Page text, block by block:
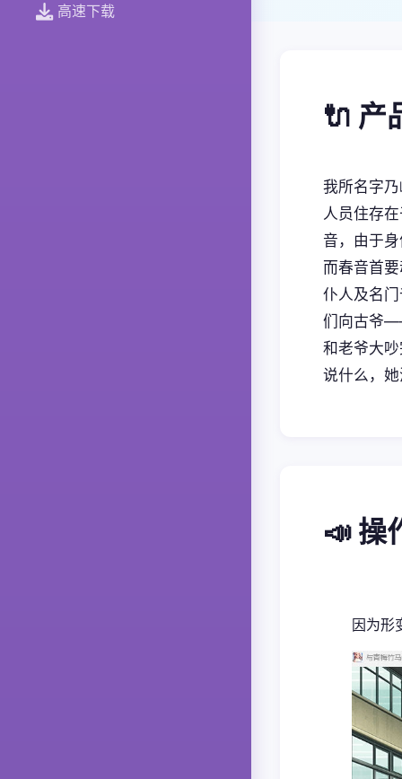
高速下载
🔌 产
我所名字
人员住存
音，由于
而春音首
仆人及名
们向古爷
和老爷大
说什么，
📣 操
因为形